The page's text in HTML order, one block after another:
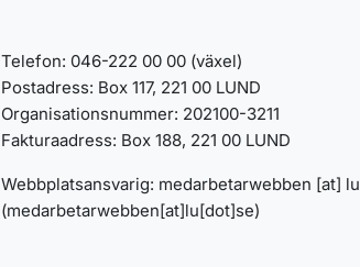
Telefon: 046-222 00 00 (växel)
Postadress: Box 117, 221 00 LUND
Organisationsnummer: 202100-3211
Fakturaadress: Box 188, 221 00 LUND
Webbplatsansvarig: medarbetarwebben [at] lu
(medarbetarwebben[at]lu[dot]se)